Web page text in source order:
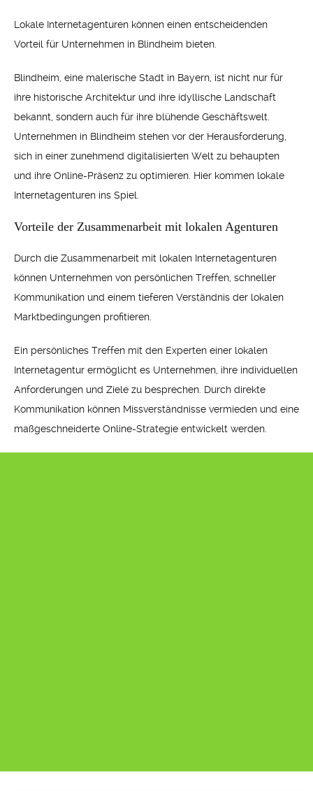
Lokale Internetagenturen können einen entscheidenden
Vorteil für Unternehmen in Blindheim bieten.
Blindheim, eine malerische Stadt in Bayern, ist nicht nur für
ihre historische Architektur und ihre idyllische Landschaft
bekannt, sondern auch für ihre blühende Geschäftswelt.
Unternehmen in Blindheim stehen vor der Herausforderung,
sich in einer zunehmend digitalisierten Welt zu behaupten
und ihre Online-Präsenz zu optimieren. Hier kommen lokale
Internetagenturen ins Spiel.
Vorteile der Zusammenarbeit mit lokalen Agenturen
Durch die Zusammenarbeit mit lokalen Internetagenturen
können Unternehmen von persönlichen Treffen, schneller
Kommunikation und einem tieferen Verständnis der lokalen
Marktbedingungen profitieren.
Ein persönliches Treffen mit den Experten einer lokalen
Internetagentur ermöglicht es Unternehmen, ihre individuellen
Anforderungen und Ziele zu besprechen. Durch direkte
Kommunikation können Missverständnisse vermieden und eine
maßgeschneiderte Online-Strategie entwickelt werden.